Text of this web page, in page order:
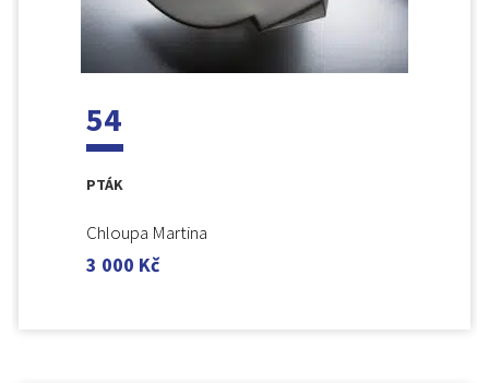
54
PTÁK
Chloupa Martina
3 000 Kč